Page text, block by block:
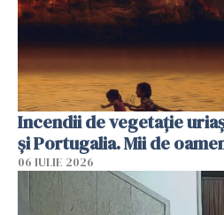
Incendii de vegetație
și Portugalia. Mii de
06 IULIE 2026